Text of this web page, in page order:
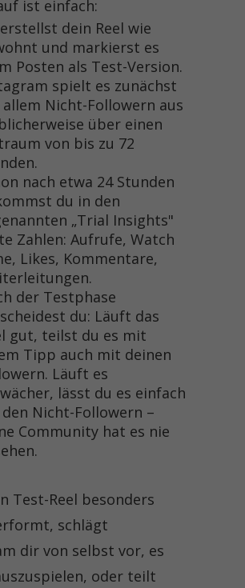
ist einfach:
dein Reel wie
und markierst es
Posten als Test-Version.
spielt es zunächst
Nicht-Followern aus
über einen
von bis zu 72
nach etwa 24 Stunden
du in den
„Trial Insights"
Zahlen: Aufrufe, Watch
Likes, Kommentare,
der Testphase
du: Läuft das
gut, teilst du es mit
Tipp auch mit deinen
Läuft es
lässt du es einfach
Nicht-Followern –
Community hat es nie
Test-Reel besonders
schlägt
dir von selbst vor, es
oder teilt